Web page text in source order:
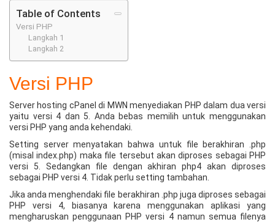
Table of Contents
Versi PHP
Langkah 1
Langkah 2
Versi PHP
Server hosting cPanel di MWN menyediakan PHP dalam dua versi
yaitu versi 4 dan 5. Anda bebas memilih untuk menggunakan
versi PHP yang anda kehendaki.
Setting server menyatakan bahwa untuk file berakhiran .php
(misal index.php) maka file tersebut akan diproses sebagai PHP
versi 5. Sedangkan file dengan akhiran php4 akan diproses
sebagai PHP versi 4. Tidak perlu setting tambahan.
Jika anda menghendaki file berakhiran .php juga diproses sebagai
PHP versi 4, biasanya karena menggunakan aplikasi yang
mengharuskan penggunaan PHP versi 4 namun semua filenya